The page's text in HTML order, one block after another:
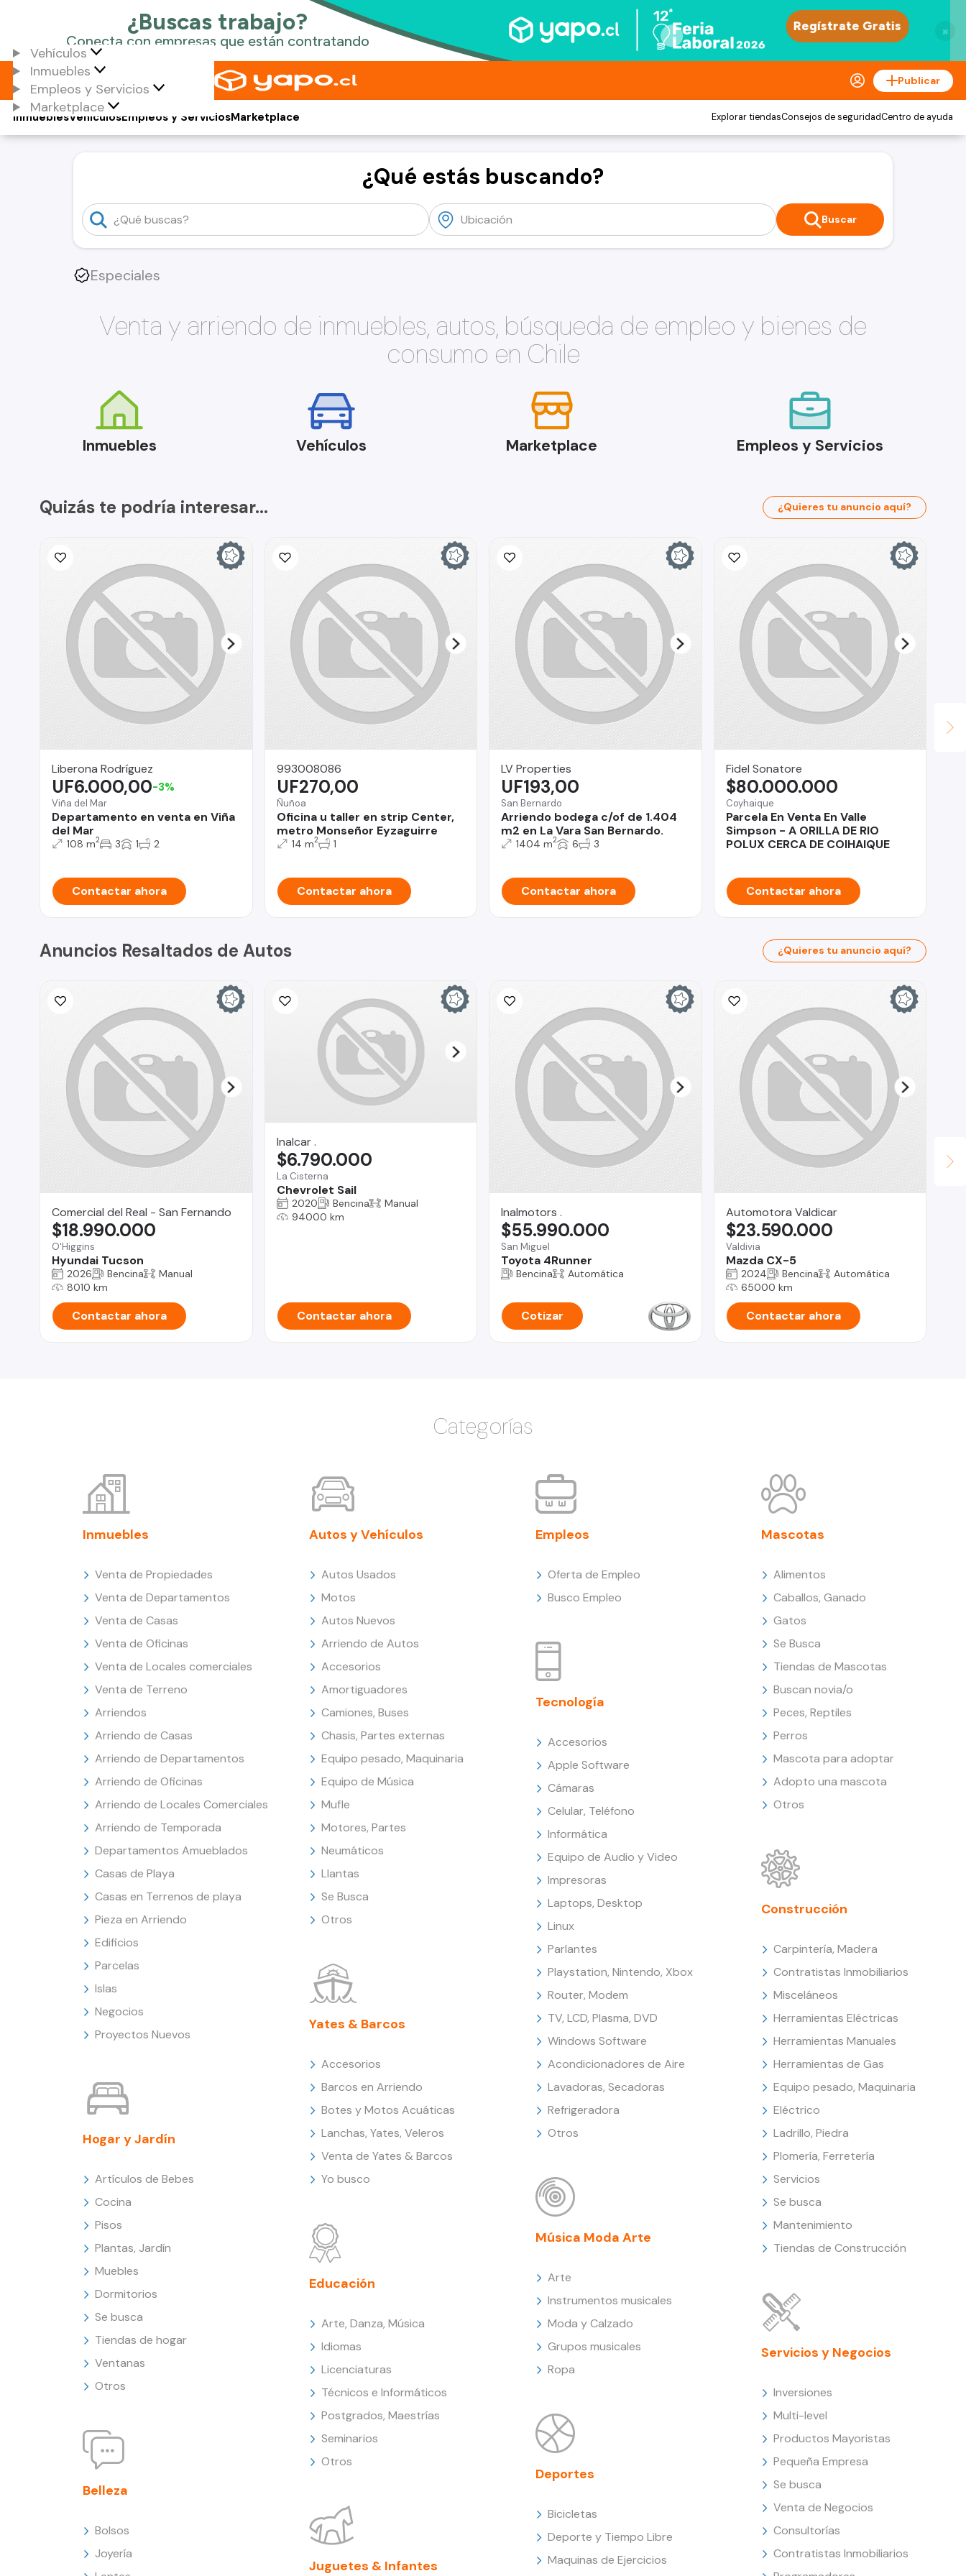
×
Vehículos
Inmuebles
Empleos y Servicios
Marketplace
Publicar
Vehículos
Inmuebles Empleos y ServiciosMarketplace Explorar tiendasConsejos de seguridadCentro de ayuda
¿Qué estás buscando?
Buscar
Especiales
Venta y arriendo de inmuebles, autos, búsqueda de empleo y bienes de
consumo en Chile
Inmuebles Vehículos Marketplace Empleos y Servicios
Quizás te podría interesar... ¿Quieres tu anuncio aquí?
Liberona Rodríguez
Viña del Mar
Departamento en venta en Viña
del Mar
UF6.000,00-3%
108 m2 3 1 2
Contactar ahora
993008086
Ñuñoa
Oficina u taller en strip Center,
metro Monseñor Eyzaguirre
UF270,00
14 m2 1
Contactar ahora
LV Properties
San Bernardo
Arriendo bodega c/of de 1.404
m2 en La Vara San Bernardo.
UF193,00
1404 m2 6 3
Contactar ahora
Fidel Sonatore
Coyhaique
Parcela En Venta En Valle
Simpson - A ORILLA DE RIO
POLUX CERCA DE COIHAIQUE
$80.000.000
Contactar ahora
Anuncios Resaltados de Autos ¿Quieres tu anuncio aquí?
Comercial del Real - San Fernando
O'Higgins
Hyundai Tucson
$18.990.000
2026 Bencina
Manual
8010 km
Contactar ahora
Inalcar .
La Cisterna
Chevrolet Sail
$6.790.000
2020 Bencina
Manual
94000 km
Contactar ahora
Inalmotors .
San Miguel
Toyota 4Runner
$55.990.000
Bencina Automática
Cotizar
Automotora Valdicar
Valdivia
Mazda CX-5
$23.590.000
2024 Bencina
Automática
65000 km
Contactar ahora
Categorías
Inmuebles
Venta de Propiedades
Venta de Departamentos
Venta de Casas
Venta de Oficinas
Venta de Locales comerciales
Venta de Terreno
Arriendos
Arriendo de Casas
Arriendo de Departamentos
Arriendo de Oficinas
Arriendo de Locales Comerciales
Arriendo de Temporada
Departamentos Amueblados
Casas de Playa
Casas en Terrenos de playa
Pieza en Arriendo
Edificios
Parcelas
Islas
Negocios
Proyectos Nuevos
Hogar y Jardín
Artículos de Bebes
Cocina
Pisos
Plantas, Jardín
Muebles
Dormitorios
Se busca
Tiendas de hogar
Ventanas
Otros
Belleza
Bolsos
Joyería
Autos y Vehículos
Autos Usados
Motos
Autos Nuevos
Arriendo de Autos
Accesorios
Amortiguadores
Camiones, Buses
Chasis, Partes externas
Equipo pesado, Maquinaria
Equipo de Música
Mufle
Motores, Partes
Neumáticos
Llantas
Se Busca
Otros
Yates & Barcos
Accesorios
Barcos en Arriendo
Botes y Motos Acuáticas
Lanchas, Yates, Veleros
Venta de Yates & Barcos
Yo busco
Educación
Arte, Danza, Música
Idiomas
Licenciaturas
Técnicos e Informáticos
Postgrados, Maestrías
Seminarios
Otros
Juguetes & Infantes
Empleos
Oferta de Empleo
Busco Empleo
Tecnología
Accesorios
Apple Software
Cámaras
Celular, Teléfono
Informática
Equipo de Audio y Video
Impresoras
Laptops, Desktop
Linux
Parlantes
Playstation, Nintendo, Xbox
Router, Modem
TV, LCD, Plasma, DVD
Windows Software
Acondicionadores de Aire
Lavadoras, Secadoras
Refrigeradora
Otros
Música Moda Arte
Arte
Instrumentos musicales
Moda y Calzado
Grupos musicales
Ropa
Deportes
Bicicletas
Deporte y Tiempo Libre
Maquinas de Ejercicios
Mascotas
Alimentos
Caballos, Ganado
Gatos
Se Busca
Tiendas de Mascotas
Buscan novia/o
Peces, Reptiles
Perros
Mascota para adoptar
Adopto una mascota
Otros
Construcción
Carpintería, Madera
Contratistas Inmobiliarios
Misceláneos
Herramientas Eléctricas
Herramientas Manuales
Herramientas de Gas
Equipo pesado, Maquinaria
Eléctrico
Ladrillo, Piedra
Plomería, Ferretería
Servicios
Se busca
Mantenimiento
Tiendas de Construcción
Servicios y Negocios
Inversiones
Multi-level
Productos Mayoristas
Pequeña Empresa
Se busca
Venta de Negocios
Consultorías
Contratistas Inmobiliarios